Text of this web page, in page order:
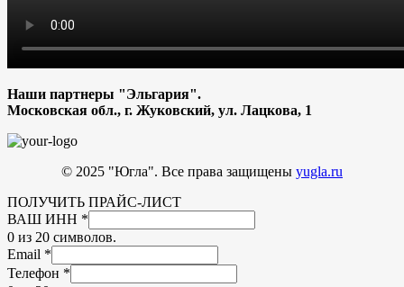
Наши партнеры "Эльгария".
Московская обл., г. Жуковский, ул. Лацкова, 1
© 2025 "Югла". Все права защищены yugla.ru
ПОЛУЧИТЬ ПРАЙС-ЛИСТ
ВАШ ИНН *
0 из 20 символов.
Email *
Телефон *